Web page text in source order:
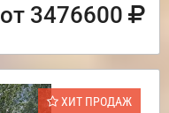
от 3476600
ХИТ ПРОДАЖ